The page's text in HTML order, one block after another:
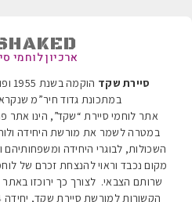
ארכיון לוחמי
סיירת שקד
במתכונת גדוד חיר”מ שנקרא
אתר לוחמי סיירת “שקד”, הינו אתר
במטרה לשמר את מורשת היחידה
השכולות, לבוגרי היחידה
מקום נכבד וראוי להנצחת זכרם של
שרותם הצבאי. לצורך כך ירוכזו באתר
הקשורות למורשת סיירת שקד, יחידה 424 וללוחמיה.